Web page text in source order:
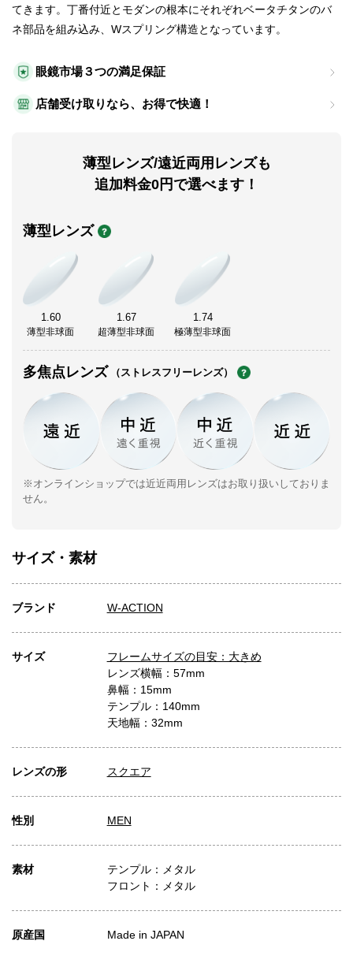
眼鏡市場３つの満足保証
店舗受け取りなら、お得で快適！
薄型レンズ/遠近両用レンズも
追加料金0円で選べます！
薄型レンズ
1.60
薄型非球面
1.67
超薄型非球面
1.74
極薄型非球面
多焦点レンズ （ストレスフリーレンズ）
※オンラインショップでは近近両用レンズはお取り扱いしておりま
せん。
てきます。丁番付近とモダンの根本にそれぞれベータチタンのバ
ネ部品を組み込み、Wスプリング構造となっています。
サイズ・素材
ブランド W-ACTION
サイズ
フレームサイズの目安：大きめ
レンズ横幅：57mm
鼻幅：15mm
テンプル：140mm
天地幅：32mm
レンズの形 スクエア
性別 MEN
素材
テンプル：メタル
フロント：メタル
原産国 Made in JAPAN